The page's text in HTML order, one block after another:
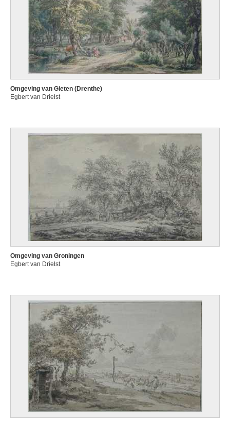
Omgeving van Gieten (Drenthe)
Egbert van Drielst
Omgeving van Groningen
Egbert van Drielst